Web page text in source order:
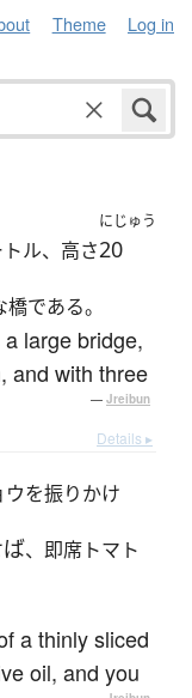
Theme Log in
ル、高さ
にじゅう
20
である。
large bridge,
and with three
— Jreibun
Details ▸
を振りかけ
、即席トマト
a thinly sliced
oil, and you